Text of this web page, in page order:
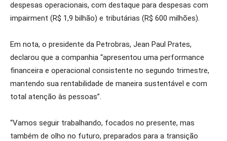
despesas operacionais, com destaque para despesas com
impairment (R$ 1,9 bilhão) e tributárias (R$ 600 milhões).
Em nota, o presidente da Petrobras, Jean Paul Prates,
declarou que a companhia “apresentou uma performance
financeira e operacional consistente no segundo trimestre,
mantendo sua rentabilidade de maneira sustentável e com
total atenção às pessoas”.
“Vamos seguir trabalhando, focados no presente, mas
também de olho no futuro, preparados para a transição